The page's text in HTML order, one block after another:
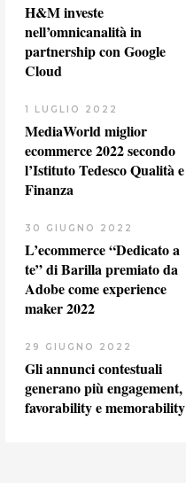
H&M investe
nell’omnicanalità in
partnership con Google
Cloud
1 LUGLIO 2022
MediaWorld miglior
ecommerce 2022 secondo
l’Istituto Tedesco Qualità e
Finanza
30 GIUGNO 2022
L’ecommerce “Dedicato a
te” di Barilla premiato da
Adobe come experience
maker 2022
29 GIUGNO 2022
Gli annunci contestuali
generano più engagement,
favorability e memorability